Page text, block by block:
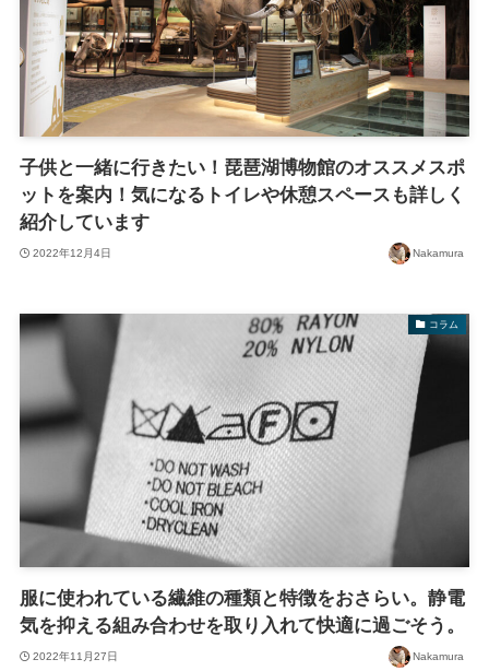
子供と一緒に行きたい！琵琶湖博物館のオススメスポ
ットを案内！気になるトイレや休憩スペースも詳しく
紹介しています
2022年12月4日 Nakamura
コラム
服に使われている繊維の種類と特徴をおさらい。静電
気を抑える組み合わせを取り入れて快適に過ごそう。
2022年11月27日 Nakamura